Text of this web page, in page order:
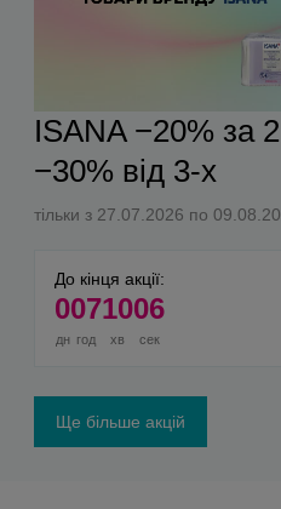
ISANA −20% за
−30% від 3-х
тільки з 27.07.2026 по
До кінця акції:
0
дн
07
год
10
хв
05
сек
Ще більше акцій